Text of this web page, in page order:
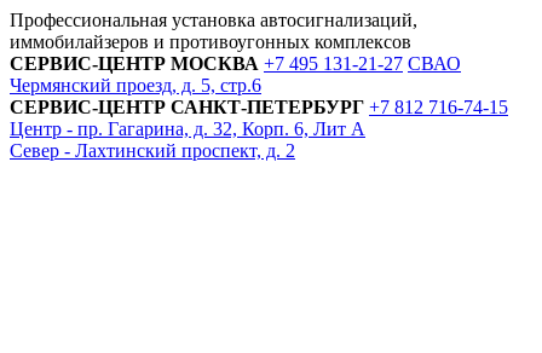
Профессиональная установка автосигнализаций,
иммобилайзеров и противоугонных комплексов
СЕРВИС-ЦЕНТР МОСКВА +7 495 131-21-27 СВАО
Чермянский проезд, д. 5, стр.6
СЕРВИС-ЦЕНТР САНКТ-ПЕТЕРБУРГ +7 812 716-74-15
Центр - пр. Гагарина, д. 32, Корп. 6, Лит А
Север - Лахтинский проспект, д. 2